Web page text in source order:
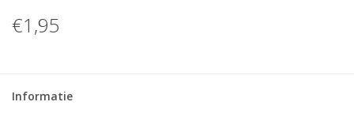
€1,95
Informatie